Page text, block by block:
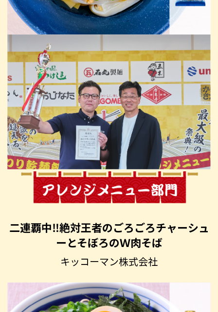
二連覇中‼絶対王者のごろごろチャーシュ
ーとそぼろのＷ肉そば
キッコーマン株式会社